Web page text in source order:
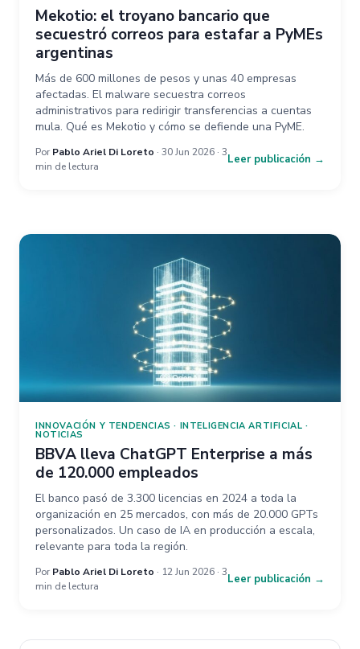
Mekotio: el troyano bancario que
secuestró correos para estafar a PyMEs
argentinas
Más de 600 millones de pesos y unas 40 empresas
afectadas. El malware secuestra correos
administrativos para redirigir transferencias a cuentas
mula. Qué es Mekotio y cómo se defiende una PyME.
Por Pablo Ariel Di Loreto · 30 Jun 2026 · 3
min de lectura
Leer publicación →
INNOVACIÓN Y TENDENCIAS · INTELIGENCIA ARTIFICIAL ·
NOTICIAS
BBVA lleva ChatGPT Enterprise a más
de 120.000 empleados
El banco pasó de 3.300 licencias en 2024 a toda la
organización en 25 mercados, con más de 20.000 GPTs
personalizados. Un caso de IA en producción a escala,
relevante para toda la región.
Por Pablo Ariel Di Loreto · 12 Jun 2026 · 3
min de lectura
Leer publicación →